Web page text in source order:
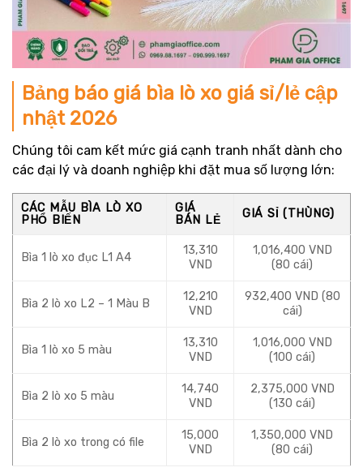
Bảng báo giá bìa lò xo giá sỉ/lẻ cập
nhật 2026
Chúng tôi cam kết mức giá cạnh tranh nhất dành cho
các đại lý và doanh nghiệp khi đặt mua số lượng lớn:
CÁC MẪU BÌA LÒ XO
PHỔ BIẾN
GIÁ
BÁN LẺ
GIÁ SỈ (THÙNG)
Bìa 1 lò xo đục L1 A4
13,310
VND
1,016,400 VND
(80 cái)
Bìa 2 lò xo L2 – 1 Màu B
12,210
VND
932,400 VND (80
cái)
Bìa 1 lò xo 5 màu
13,310
VND
1,016,000 VND
(100 cái)
Bìa 2 lò xo 5 màu
14,740
VND
2,375,000 VND
(130 cái)
Bìa 2 lò xo trong có file
15,000
VND
1,350,000 VND
(80 cái)